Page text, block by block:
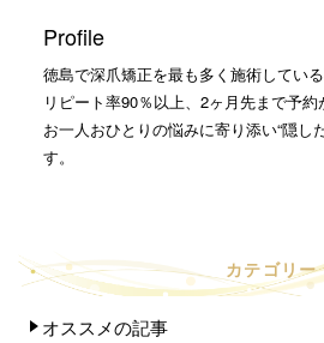
Profile
徳島で深爪矯正を最も多く施術している
リピート率90％以上、2ヶ月先まで予約
お一人おひとりの悩みに寄り添い“隠し
す。
カテゴリー
オススメの記事